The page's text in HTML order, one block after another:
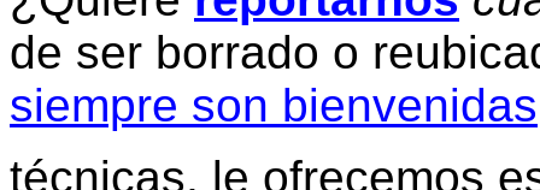
de ser borrado o
siempre son bienvenidas
técnicas, le ofrecemos